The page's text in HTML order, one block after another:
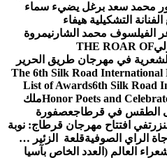
محمد سعد برغل يضيء سماء
التشكيلية هيفاء
الفيلسوف محمد الشارنيمروة
THE ROAR OF
الشعرية في مهرجان طريق الحرير
The 6th Silk Road International
List of Awards6th Silk Road
Honor Poets andملك
الطقس في قرطاجعصفورة
في افتتاح مهرجان قرطاج: نوبة
الراي الصوفيةقلعة الزئير …
العالم (العدد الخاص بآسيا